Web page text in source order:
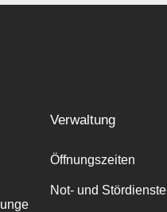
Verwaltung
Öffnungszeiten
Not- und Stördienste